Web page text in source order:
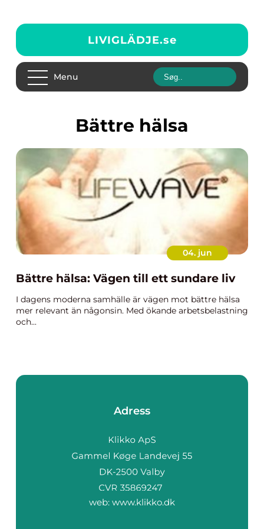
LIVIGLÄDJE.se
Menu
bättre hälsa
04. jun
Bättre hälsa: Vägen till ett sundare liv
I dagens moderna samhälle är vägen mot bättre hälsa
mer relevant än någonsin. Med ökande arbetsbelastning
och...
Adress
web: www.klikko.dk